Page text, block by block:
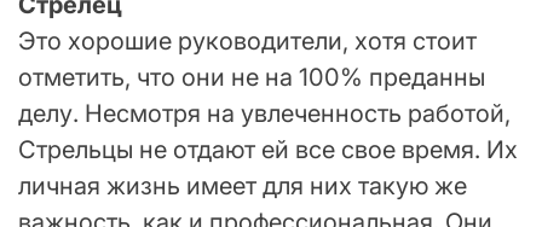
Это хорошие руководители, хотя стоит
отметить, что они не на 100% преданны
делу. Несмотря на увлеченность работой,
Стрельцы не отдают ей все свое время. Их
личная жизнь имеет для них такую же